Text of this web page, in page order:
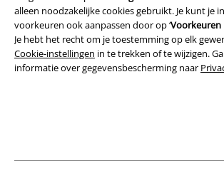
alleen noodzakelijke cookies gebruikt. Je kunt je
voorkeuren ook aanpassen door op ‘Voorkeuren
Je hebt het recht om je toestemming op elk
Cookie-instellingen in te trekken of te wijzigen.
informatie over gegevensbescherming naar
Informatie over toegankelijkheid
Cookie-instellingen